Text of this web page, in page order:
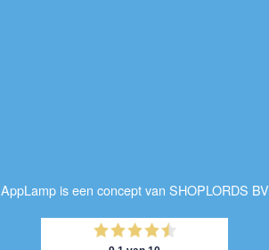
AppLamp is een concept van SHOPLORDS BV